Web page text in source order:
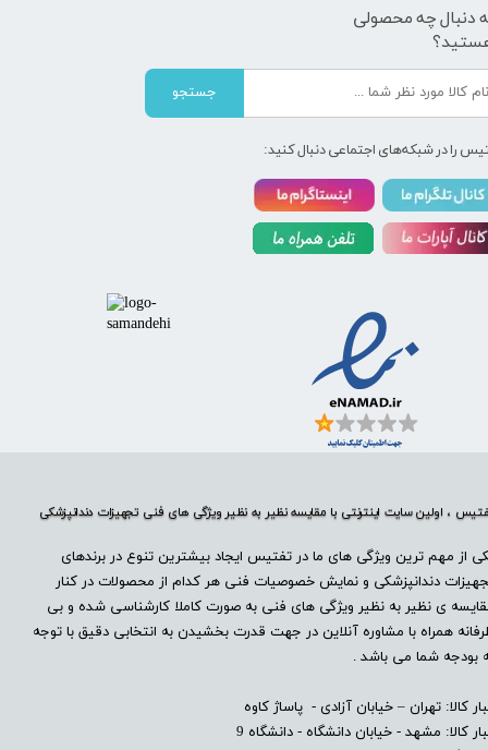
، اولین سایت اینترنتی با مقایسه نظیر به نظیر ویژگی های فنی تجهیزات دندانپزشکی
از مهم ترین ویژگی های ما در تفتیس ایجاد بیشترین تنوع در برندهای
دندانپزشکی و نمایش خصوصیات فنی هر کدام از محصولات در کنار
ی نظیر به نظیر ویژگی های فنی به صورت کاملا کارشناسی شده و بی
همراه با مشاوره آنلاین در جهت قدرت بخشیدن به انتخابی دقیق با توجه
بودجه شما می باشد .
کالا: تهران – خیابان آزادی - پاساژ کاوه
کالا: مشهد - خیابان دانشگاه - دانشگاه 9
دنبال چه محصولی
جستجو
را در شبکه‌های اجتماعی دنبال کنید: